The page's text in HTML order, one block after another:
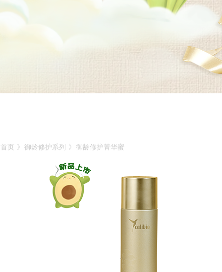
首页 》 御龄修护系列 》 御龄修护菁华蜜